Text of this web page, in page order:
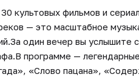
культовых фильмов и
— это масштабное
один вечер вы
программе —
«Слово пацана»,